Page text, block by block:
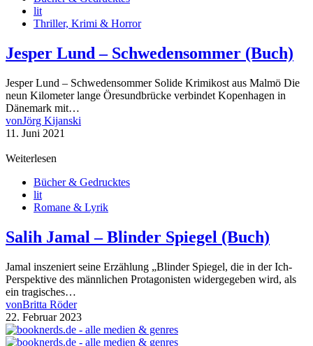
lit
Thriller, Krimi & Horror
Jesper Lund – Schwedensommer (Buch)
Jesper Lund – Schwedensommer Solide Krimikost aus Malmö Die
neun Kilometer lange Öresundbrücke verbindet Kopenhagen in
Dänemark mit…
vonJörg Kijanski
11. Juni 2021
Weiterlesen
Bücher & Gedrucktes
lit
Romane & Lyrik
Salih Jamal – Blinder Spiegel (Buch)
Jamal inszeniert seine Erzählung „Blinder Spiegel, die in der Ich-
Perspektive des männlichen Protagonisten widergegeben wird, als
ein tragisches…
vonBritta Röder
22. Februar 2023